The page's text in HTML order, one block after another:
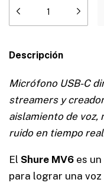
Descripción
Micrófono USB-C
streamers y
aislamiento de voz,
ruido en tiempo
El Shure MV6 es
para lograr una